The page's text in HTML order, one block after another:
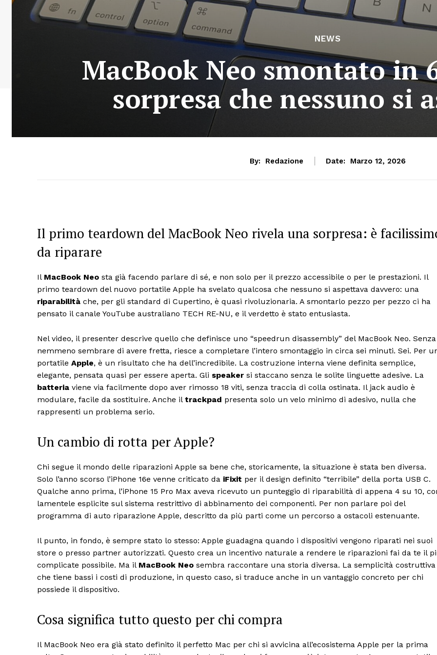
NEWS
MacBook Neo smontato in
sorpresa che nessuno si
By: Redazione Date: Marzo 12, 2026
Il primo teardown del MacBook Neo rivela una sorpresa: è
da riparare
Il MacBook Neo sta già facendo parlare di sé, e non solo per il prezzo accessibile o per le prestazioni. Il
primo teardown del nuovo portatile Apple ha svelato qualcosa che nessuno si aspettava davvero: una
riparabilità che, per gli standard di Cupertino, è quasi rivoluzionaria. A smontarlo pezzo per pezzo ci ha
pensato il canale YouTube australiano TECH RE-NU, e il verdetto è stato entusiasta.
Nel video, il presenter descrive quello che definisce uno “speedrun disassembly” del MacBook Neo. Senza
nemmeno sembrare di avere fretta, riesce a completare l’intero smontaggio in circa sei minuti. Sei. Per
portatile Apple, è un risultato che ha dell’incredibile. La costruzione interna viene definita semplice,
elegante, pensata quasi per essere aperta. Gli speaker si staccano senza le solite linguette adesive. La
batteria viene via facilmente dopo aver rimosso 18 viti, senza traccia di colla ostinata. Il jack audio è
modulare, facile da sostituire. Anche il trackpad presenta solo un velo minimo di adesivo, nulla che
rappresenti un problema serio.
Un cambio di rotta per Apple?
Chi segue il mondo delle riparazioni Apple sa bene che, storicamente, la situazione è stata ben diversa.
Solo l’anno scorso l’iPhone 16e venne criticato da iFixit per il design definito “terribile” della porta USB C.
Qualche anno prima, l’iPhone 15 Pro Max aveva ricevuto un punteggio di riparabilità di appena 4 su 10,
lamentele esplicite sul sistema restrittivo di abbinamento dei componenti. Per non parlare poi del
programma di auto riparazione Apple, descritto da più parti come un percorso a ostacoli estenuante.
Il punto, in fondo, è sempre stato lo stesso: Apple guadagna quando i dispositivi vengono riparati nei suoi
store o presso partner autorizzati. Questo crea un incentivo naturale a rendere le riparazioni fai da te il
complicate possibile. Ma il MacBook Neo sembra raccontare una storia diversa. La semplicità costruttiva
che tiene bassi i costi di produzione, in questo caso, si traduce anche in un vantaggio concreto per chi
possiede il dispositivo.
Cosa significa tutto questo per chi compra
Il MacBook Neo era già stato definito il perfetto Mac per chi si avvicina all’ecosistema Apple per la prima